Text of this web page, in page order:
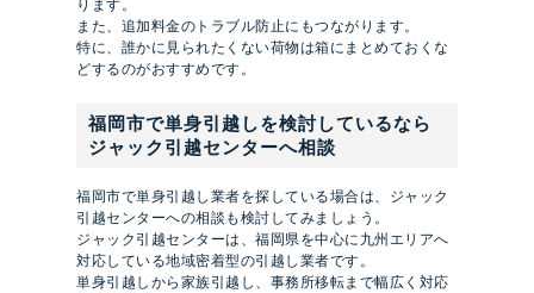
ります。
また、追加料金のトラブル防止にもつながります。
特に、誰かに見られたくない荷物は箱にまとめておくな
どするのがおすすめです。
福岡市で単身引越しを検討しているなら
ジャック引越センターへ相談
福岡市で単身引越し業者を探している場合は、ジャック
引越センターへの相談も検討してみましょう。
ジャック引越センターは、福岡県を中心に九州エリアへ
対応している地域密着型の引越し業者です。
単身引越しから家族引越し、事務所移転まで幅広く対応